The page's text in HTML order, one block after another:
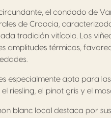
circundante, el condado de
de Croacia,
tradición vitícola. Los
amplitudes térmicas,
es especialmente apta para
riesling, el pinot gris y el
blanc local destaca por